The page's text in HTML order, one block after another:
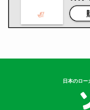
日本のロー